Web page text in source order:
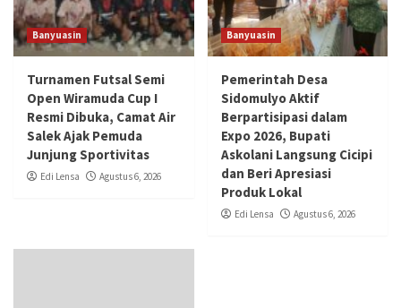
Banyuasin
Turnamen Futsal Semi
Open Wiramuda Cup I
Resmi Dibuka, Camat Air
Salek Ajak Pemuda
Junjung Sportivitas
Edi Lensa Agustus 6, 2026
Banyuasin
Pemerintah Desa
Sidomulyo Aktif
Berpartisipasi dalam
Expo 2026, Bupati
Askolani Langsung Cicipi
dan Beri Apresiasi
Produk Lokal
Edi Lensa Agustus 6, 2026